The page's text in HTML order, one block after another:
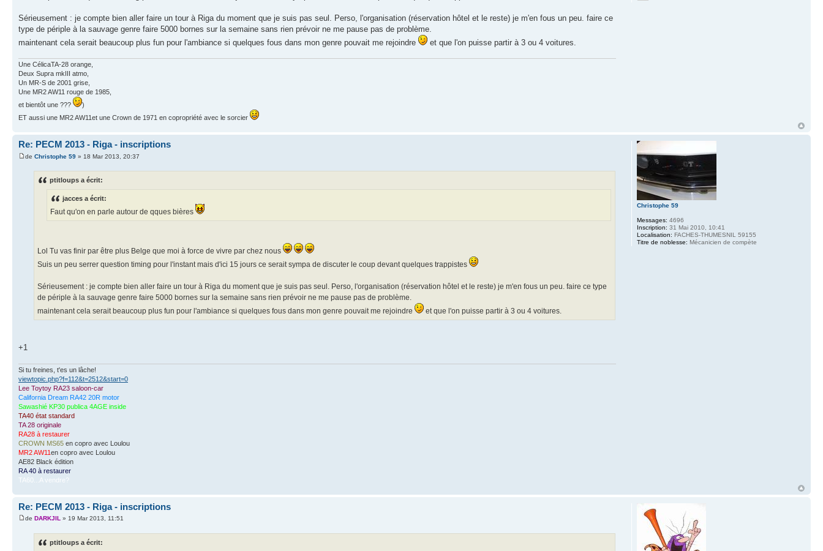
Sérieusement : je compte bien aller faire un tour à Riga du moment que je suis pas seul. Perso, l'organisation (réservation hôtel et le reste) je m'en fous un peu. faire ce
type de périple à la sauvage genre faire 5000 bornes sur la semaine sans rien prévoir ne me pause pas de problème.
maintenant cela serait beaucoup plus fun pour l'ambiance si quelques fous dans mon genre pouvait me rejoindre
et que l'on puisse partir à 3 ou 4 voitures.
Une CélicaTA-28 orange,
Deux Supra mkIII atmo,
Un MR-S de 2001 grise,
Une MR2 AW11 rouge de 1985,
et bientôt une ???
)
ET aussi une MR2 AW11et une Crown de 1971 en copropriété avec le sorcier
Re: PECM 2013 - Riga - inscriptions
de Christophe 59 » 18 Mar 2013, 20:37
ptitloups a écrit:
jacces a écrit:
Faut qu'on en parle autour de qques bières
Lol Tu vas finir par être plus Belge que moi à force de vivre par chez nous
Suis un peu serrer question timing pour l'instant mais d'ici 15 jours ce serait sympa de discuter le coup devant quelques trappistes
Sérieusement : je compte bien aller faire un tour à Riga du moment que je suis pas seul. Perso, l'organisation (réservation hôtel et le reste) je m'en fous un peu. faire ce type
de périple à la sauvage genre faire 5000 bornes sur la semaine sans rien prévoir ne me pause pas de problème.
maintenant cela serait beaucoup plus fun pour l'ambiance si quelques fous dans mon genre pouvait me rejoindre
et que l'on puisse partir à 3 ou 4 voitures.
+1
Si tu freines, t'es un lâche!
viewtopic.php?f=112&t=2512&start=0
Lee Toytoy RA23 saloon-car
California Dream RA42 20R motor
Sawashié KP30 publica 4AGE inside
TA40 état standard
TA 28 originale
RA28 à restaurer
CROWN MS65 en copro avec Loulou
MR2 AW11en copro avec Loulou
AE82 Black édition
RA 40 à restaurer
TA60...A vendre?
Christophe 59
Messages: 4696
Inscription: 31 Mai 2010, 10:41
Localisation: FACHES-THUMESNIL 59155
Titre de noblesse: Mécanicien de compète
Re: PECM 2013 - Riga - inscriptions
de DARKJIL » 19 Mar 2013, 11:51
ptitloups a écrit: